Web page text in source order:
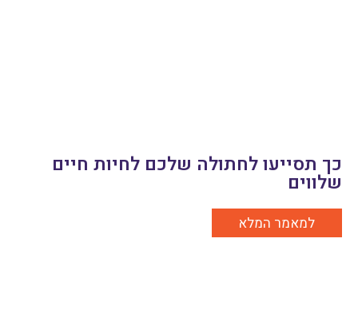
כך תסייעו לחתולה שלכם לחיות חיים
שלווים
למאמר המלא